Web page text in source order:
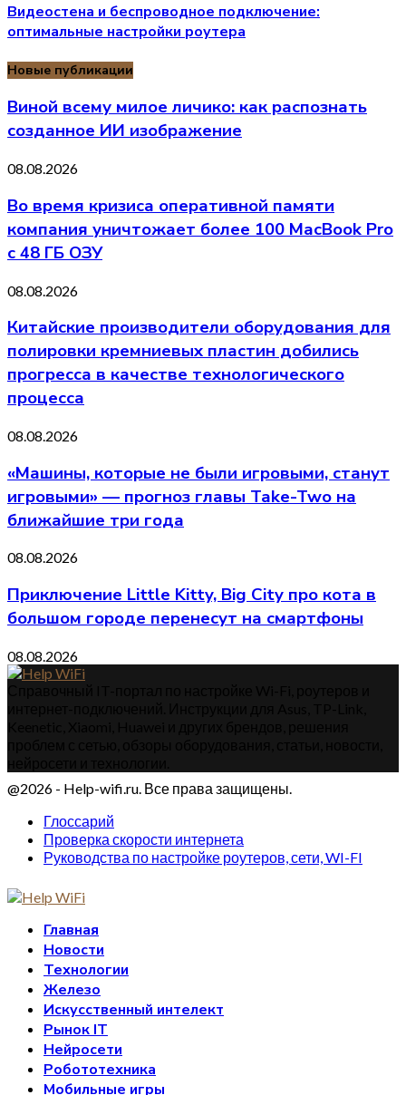
Видеостена и беспроводное подключение:
оптимальные настройки роутера
Новые публикации
Виной всему милое личико: как распознать
созданное ИИ изображение
08.08.2026
Во время кризиса оперативной памяти
компания уничтожает более 100 MacBook Pro
с 48 ГБ ОЗУ
08.08.2026
Китайские производители оборудования для
полировки кремниевых пластин добились
прогресса в качестве технологического
процесса
08.08.2026
«Машины, которые не были игровыми, станут
игровыми» — прогноз главы Take-Two на
ближайшие три года
08.08.2026
Приключение Little Kitty, Big City про кота в
большом городе перенесут на смартфоны
08.08.2026
@2026 - Help-wifi.ru. Все права защищены.
Глоссарий
Проверка скорости интернета
Руководства по настройке роутеров, сети, WI-FI
Главная
Новости
Технологии
Железо
Искусственный интелект
Рынок IT
Нейросети
Робототехника
Мобильные игры